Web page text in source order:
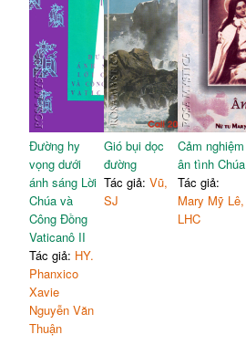
Đường hy
vọng dưới
ánh sáng Lời
Chúa và
Công Đồng
Vaticanô II
Tác giả: HY.
Phanxico
Xavie
Nguyễn Văn
Thuận
Gió bụi dọc
đường
Tác giả: Vũ,
SJ
Cảm nghiệm
ân tình Chúa
Tác giả:
Mary Mỹ Lê,
LHC